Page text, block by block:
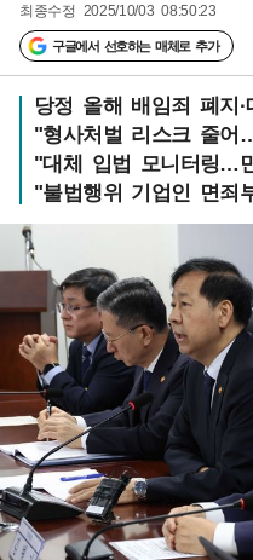
최종수정 2025/10/03 08:50:23
구글에서 선호하는 매체로 추가
당정 올해 배임죄 폐지·
"형사처벌 리스크 줄
"대체 입법 모니터링…
"불법행위 기업인 면죄